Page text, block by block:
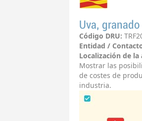
Uva,
Código DRU:
Entidad /
Localización de la
Mostrar las
de costes de
industria.